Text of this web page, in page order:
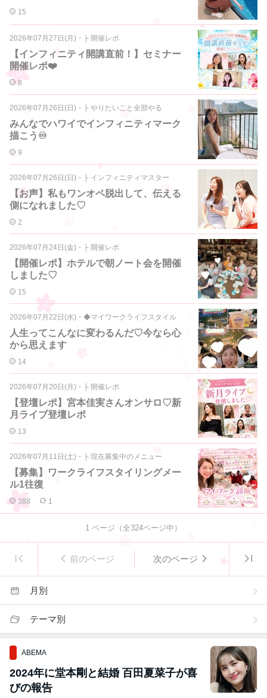
15
2026年07月27日(月) ・ ├ 開催レポ
【インフィニティ開講直前！】セミナー
開催レポ❤️
8
2026年07月26日(日) ・ ├ やりたいこと全部やる
みんなでハワイでインフィニティマーク
描こう♾️
9
2026年07月26日(日) ・ ├ インフィニティマスター
【お声】私もワンオペ脱出して、伝える
側になれました♡
2
2026年07月24日(金) ・ ├ 開催レポ
【開催レポ】ホテルで朝ノート会を開催
しました♡
15
2026年07月22日(水) ・ ◆マイワークライフスタイル
人生ってこんなに変わるんだ♡今なら心
から思えます
14
2026年07月20日(月) ・ ├ 開催レポ
【登壇レポ】宮本佳実さんオンサロ♡新
月ライブ登壇レポ
13
2026年07月11日(土) ・ ├ 現在募集中のメニュー
【募集】ワークライフスタイリングメー
ル1往復
388 1
1 ページ（全324ページ中）
前のページ 次のページ
月別
テーマ別
ABEMA
2024年に堂本剛と結婚 百田夏菜子が喜
びの報告